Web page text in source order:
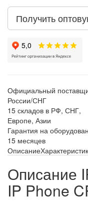
Получить
Официальный
России/СНГ
15 складов в РФ, СНГ,
Европе, Азии
Гарантия на
15 месяцев
Описание
Описание
IP Phone